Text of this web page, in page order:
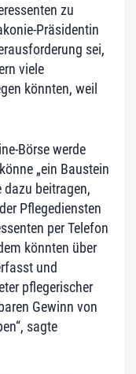
zu
Präsidentin
sei,
viele
könnten, weil
Börse werde
„ein Baustein
dazu beitragen,
Pflegediensten
per Telefon
könnten über
und
pflegerischer
Gewinn von
sagte